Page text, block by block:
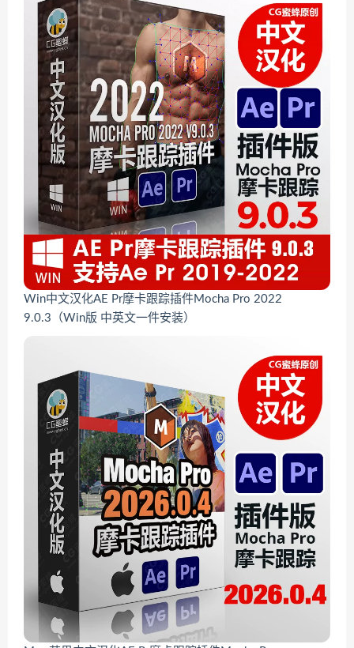
Win中文汉化AE Pr摩卡跟踪插件Mocha Pro 2022
9.0.3（Win版 中英文一件安装）